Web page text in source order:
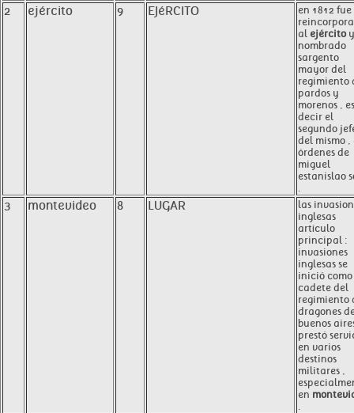
2 ejército 9 EJéRCITO
en 1812 fue
al ejércitoy
nombrado
sargento
mayor del
regimiento
pardos y
morenos , es
decir el
segundo
del mismo ,
órdenes de
miguel
estanislao
.
3 montevideo 8 LUGAR
las
inglesas
artículo
principal :
invasiones
inglesas se
inició como
cadete del
regimiento
dragones
buenos
prestó
en varios
destinos
militares ,
en
.